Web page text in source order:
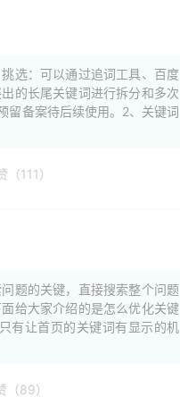
选：可以通过追词工具、百度
的长尾关键词进行拆分和多次
留备案待后续使用。2、关键词
（111）
题的关键，直接搜索整个问题
给大家介绍的是怎么优化关键
有让首页的关键词有显示的机
（89）